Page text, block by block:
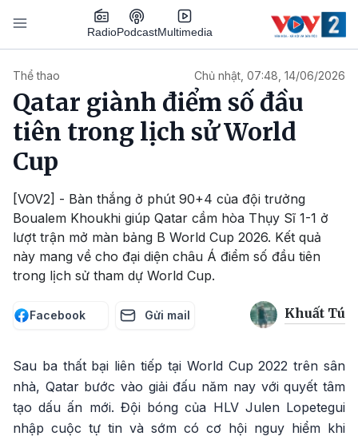
Nhảy đến nội dung
RadioPodcastMultimedia
Thể thao Chủ nhật, 07:48, 14/06/2026
Qatar giành điểm số đầu
tiên trong lịch sử World
Cup
[VOV2] - Bàn thắng ở phút 90+4 của đội trưởng
Boualem Khoukhi giúp Qatar cầm hòa Thụy Sĩ 1-1 ở
lượt trận mở màn bảng B World Cup 2026. Kết quả
này mang về cho đại diện châu Á điểm số đầu tiên
trong lịch sử tham dự World Cup.
Facebook Gửi mail Khuất Tú
Sau ba thất bại liên tiếp tại World Cup 2022 trên sân
nhà, Qatar bước vào giải đấu năm nay với quyết tâm
tạo dấu ấn mới. Đội bóng của HLV Julen Lopetegui
nhập cuộc tự tin và sớm có cơ hội nguy hiểm khi